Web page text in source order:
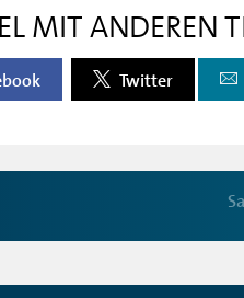
MIT ANDEREN
Twitter